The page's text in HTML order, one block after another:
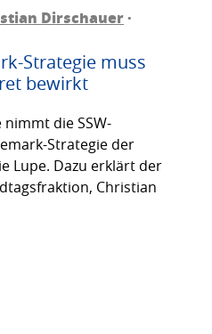
Dirschauer·
Strategie muss
bewirkt
die SSW-
Strategie der
Lupe. Dazu erklärt der
Christian